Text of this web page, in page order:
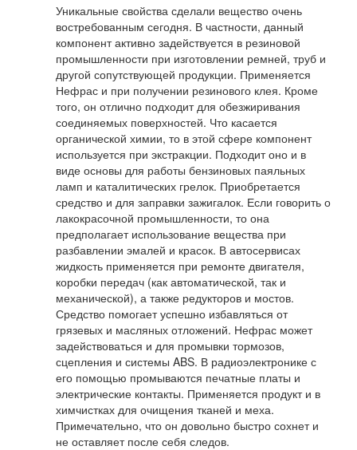
Уникальные свойства сделали вещество очень
востребованным сегодня. В частности, данный
компонент активно задействуется в резиновой
промышленности при изготовлении ремней, труб и
другой сопутствующей продукции. Применяется
Нефрас и при получении резинового клея. Кроме
того, он отлично подходит для обезжиривания
соединяемых поверхностей. Что касается
органической химии, то в этой сфере компонент
используется при экстракции. Подходит оно и в
виде основы для работы бензиновых паяльных
ламп и каталитических грелок. Приобретается
средство и для заправки зажигалок. Если говорить о
лакокрасочной промышленности, то она
предполагает использование вещества при
разбавлении эмалей и красок. В автосервисах
жидкость применяется при ремонте двигателя,
коробки передач (как автоматической, так и
механической), а также редукторов и мостов.
Средство помогает успешно избавляться от
грязевых и масляных отложений. Нефрас может
задействоваться и для промывки тормозов,
сцепления и системы ABS. В радиоэлектронике с
его помощью промываются печатные платы и
электрические контакты. Применяется продукт и в
химчистках для очищения тканей и меха.
Примечательно, что он довольно быстро сохнет и
не оставляет после себя следов.